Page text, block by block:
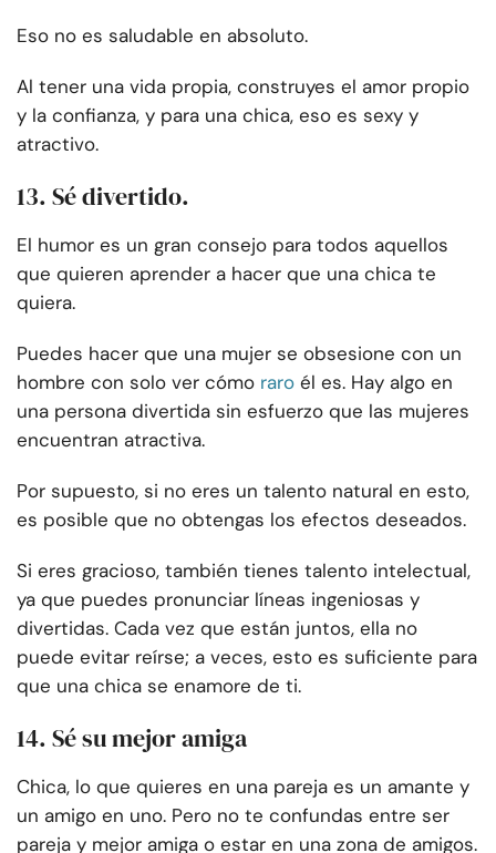
Eso no es saludable en absoluto.
Al tener una vida propia, construyes el amor propio
y la confianza, y para una chica, eso es sexy y
atractivo.
13. Sé divertido.
El humor es un gran consejo para todos aquellos
que quieren aprender a hacer que una chica te
quiera.
Puedes hacer que una mujer se obsesione con un
hombre con solo ver cómo raro él es. Hay algo en
una persona divertida sin esfuerzo que las mujeres
encuentran atractiva.
Por supuesto, si no eres un talento natural en esto,
es posible que no obtengas los efectos deseados.
Si eres gracioso, también tienes talento intelectual,
ya que puedes pronunciar líneas ingeniosas y
divertidas. Cada vez que están juntos, ella no
puede evitar reírse; a veces, esto es suficiente para
que una chica se enamore de ti.
14. Sé su mejor amiga
Chica, lo que quieres en una pareja es un amante y
un amigo en uno. Pero no te confundas entre ser
pareja y mejor amiga o estar en una zona de amigos.